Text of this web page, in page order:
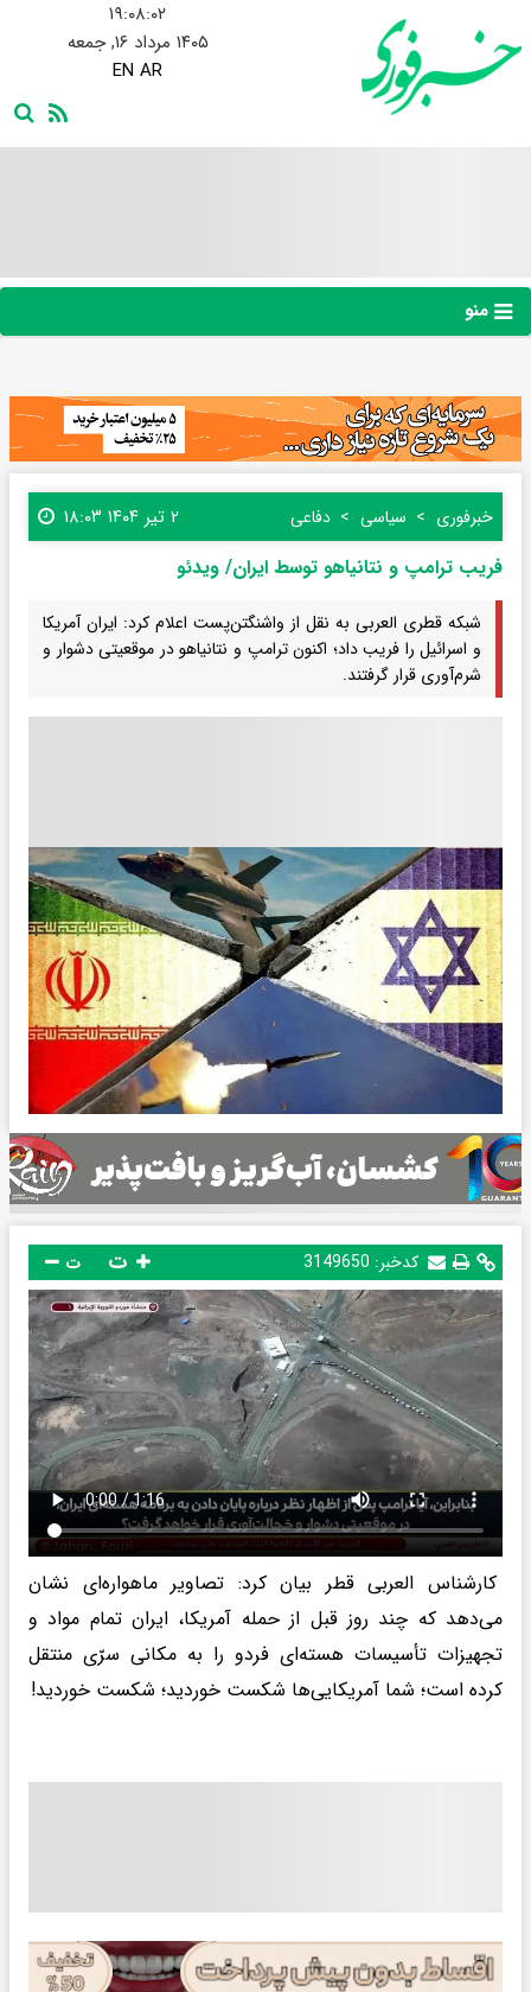
۱۹:۰۸:۰۳
۱۴۰۵ مرداد ۱۶, جمعه
EN AR
منو
خبرفوری سیاسی دفاعی ۲ تیر ۱۴۰۴ ۱۸:۰۳
فریب ترامپ و نتانیاهو توسط ایران/ ویدئو
شبکه قطری العربی به نقل از واشنگتن‌پست اعلام کرد: ایران آمریکا
و اسرائیل را فریب داد؛ اکنون ترامپ و نتانیاهو در موقعیتی دشوار و
شرم‌آوری قرار گرفتند.
کدخبر: 3149650 ت
کارشناس العربی قطر بیان کرد: تصاویر ماهواره‌ای نشان
می‌دهد که چند روز قبل از حمله آمریکا، ایران تمام مواد و
تجهیزات تأسیسات هسته‌ای فردو را به مکانی سرّی منتقل
کرده است؛ شما آمریکایی‌ها شکست خوردید؛ شکست خوردید!